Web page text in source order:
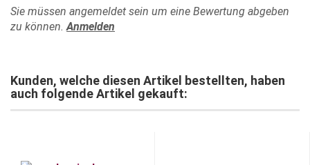
Sie müssen angemeldet sein um eine Bewertung abgeben
zu können. Anmelden
Kunden, welche diesen Artikel bestellten, haben
auch folgende Artikel gekauft: